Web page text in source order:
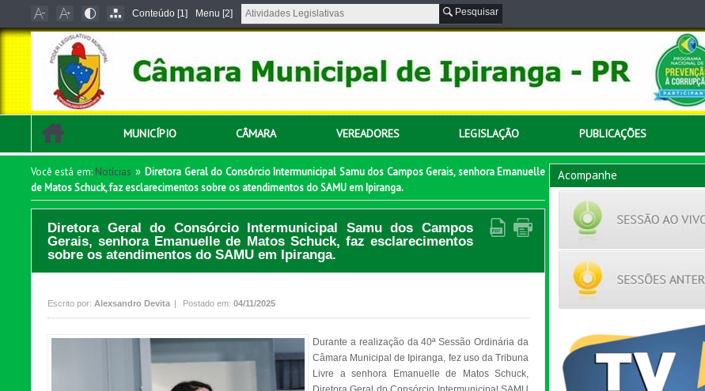
Conteúdo [1] Menu [2] Pesquisar
MUNICÍPIO CÂMARA VEREADORES LEGISLAÇÃO PUBLICAÇÕES
Você está em: Notícias » Diretora Geral do Consórcio Intermunicipal Samu dos Campos Gerais, senhora Emanuelle
de Matos Schuck, faz esclarecimentos sobre os atendimentos do SAMU em Ipiranga.
Diretora Geral do Consórcio Intermunicipal Samu dos Campos
Gerais, senhora Emanuelle de Matos Schuck, faz esclarecimentos
sobre os atendimentos do SAMU em Ipiranga.
Escrito por: Alexsandro Devita | Postado em: 04/11/2025
Durante a realização da 40ª Sessão Ordinária da
Câmara Municipal de Ipiranga, fez uso da Tribuna
Livre a senhora Emanuelle de Matos Schuck,
Acompanhe